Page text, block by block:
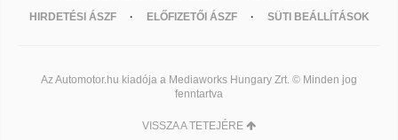
HIRDETÉSI ÁSZF
ELŐFIZETŐI ÁSZF SÜTI BEÁLLÍTÁSOK
Az Automotor.hu kiadója a Mediaworks Hungary Zrt. © Minden jog
fenntartva
VISSZA A TETEJÉRE